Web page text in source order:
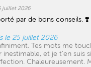
juillet 2026
par de bons conseils. ❣️
le 25 juillet 2026
Tes mots me
et je t'en suis
Chaleureusement.